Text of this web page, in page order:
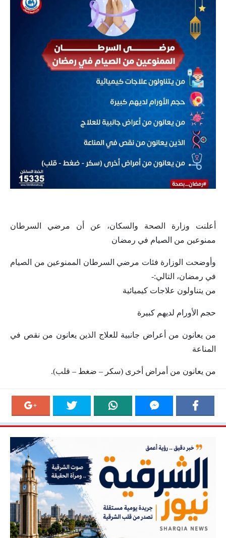
أعلنت وزارة الصحة والسكان، عن أن مرضي السرطان
ممنوعين من الصيام في رمضان
وأوضحت الوزارة فئات مرضي السرطان الممنوعين من الصيام
في رمضان، التالي:-
من يتناولون علاجات كيميائية
حجم الأورام لديهم كبيرة
من يعانون من أعراض جانبية للعلاج الذين يعانون من نقص في
المناعة
من يعانون من أمراض أخرى (سكر – ضغط – قلب).